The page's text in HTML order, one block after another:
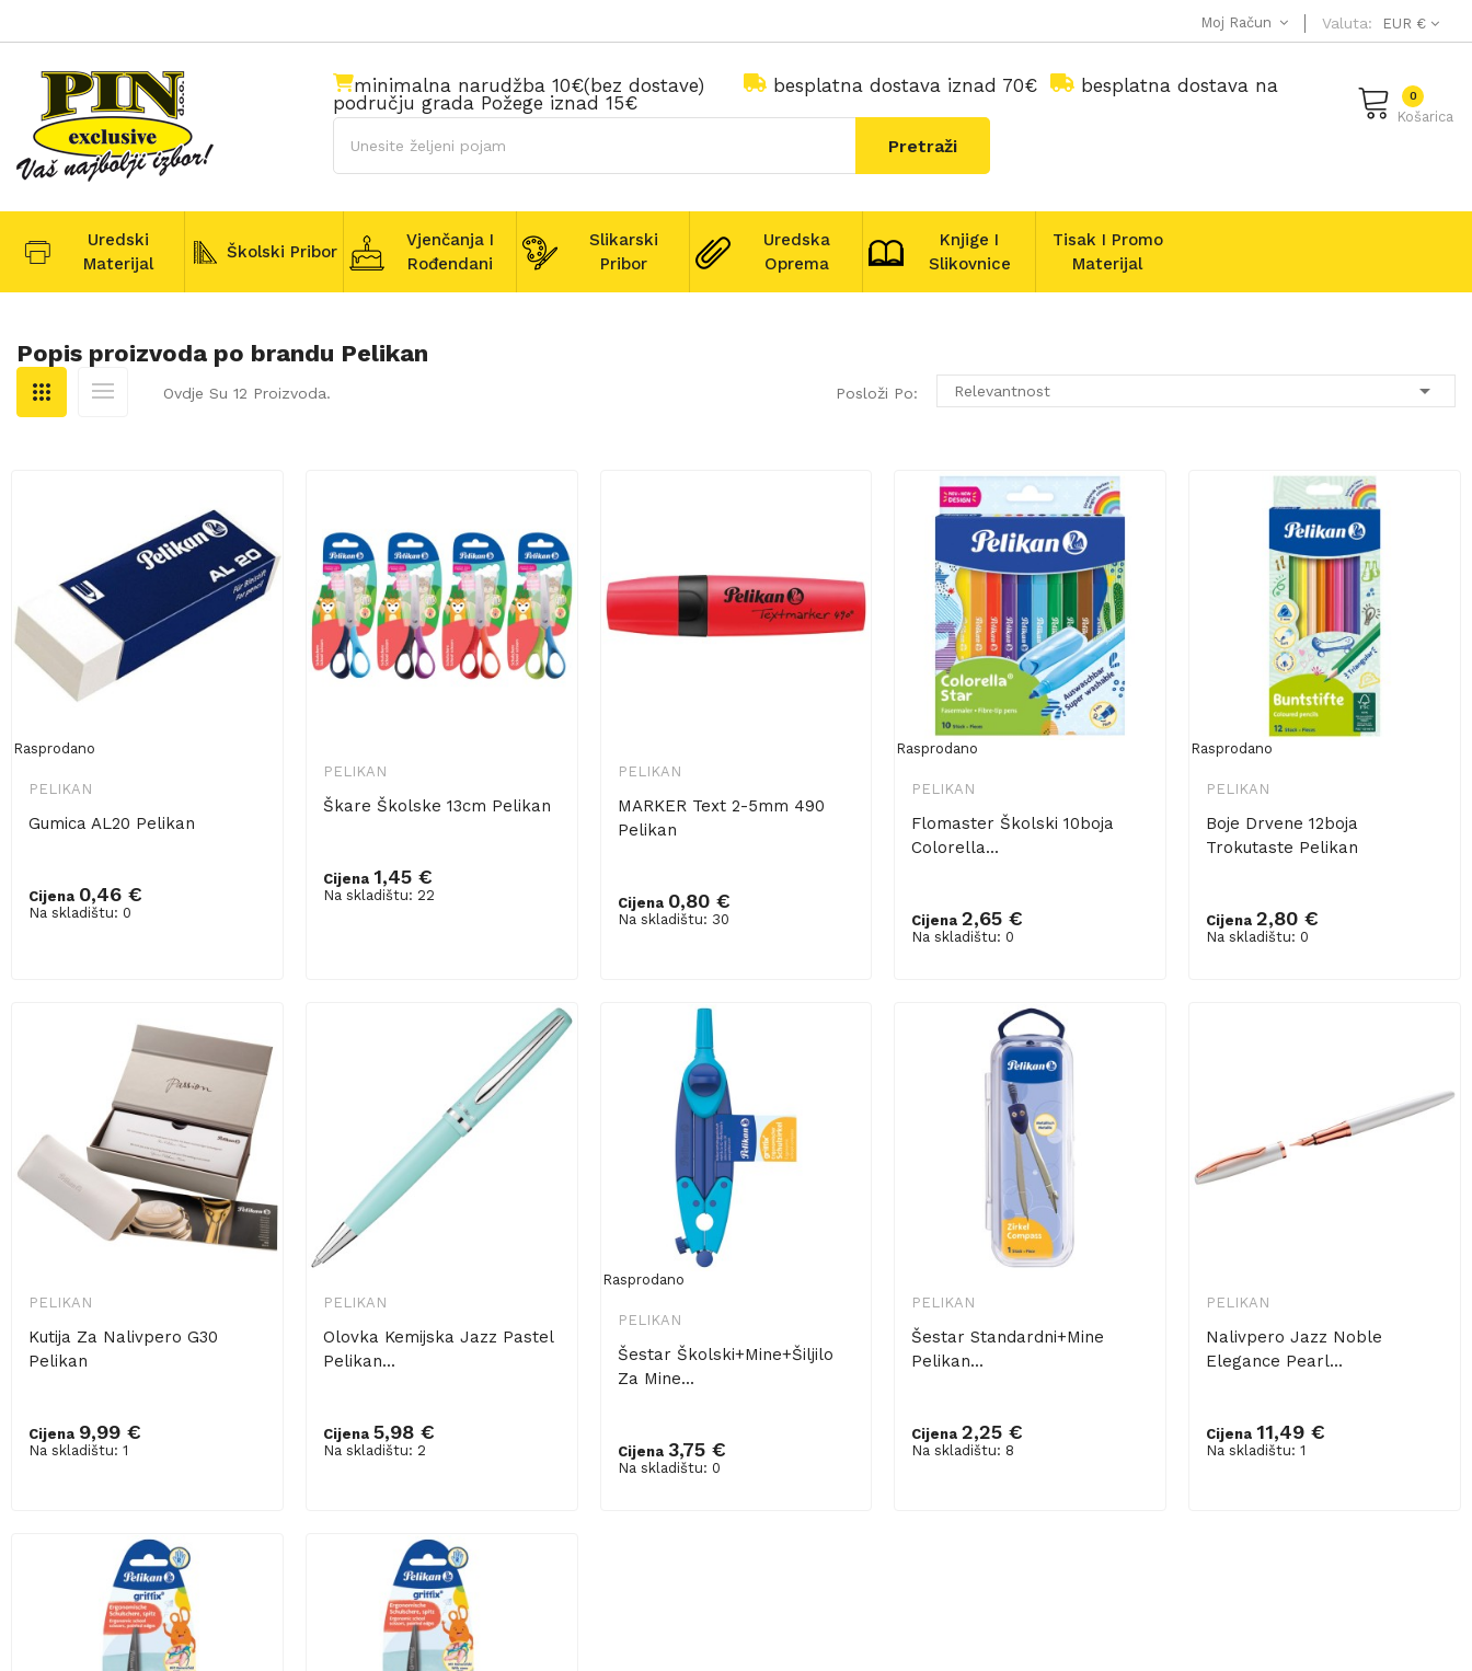
Valuta: EUR €
Moj Račun
Košarica
0
minimalna narudžba 10€(bez dostave) besplatna dostava iznad 70€
besplatna dostava na
području grada Požege iznad 15€
Pretraži
Uredski
Materijal
Školski Pribor
Vjenčanja I
Rođendani
Slikarski
Pribor
Uredska
Oprema
Knjige I
Slikovnice
Tisak I Promo
Materijal
Popis proizvoda po brandu Pelikan
Ovdje Su 12 Proizvoda. Posloži Po: Relevantnost 
Rasprodano
PELIKAN
Gumica AL20 Pelikan
Cijena 0,46 €
Na skladištu: 0
PELIKAN
Škare Školske 13cm Pelikan
Cijena 1,45 €
Na skladištu: 22
PELIKAN
MARKER Text 2-5mm 490
Pelikan
Cijena 0,80 €
Na skladištu: 30
Dodaj u košaricu
Rasprodano
PELIKAN
Flomaster Školski 10boja
Colorella...
Cijena 2,65 €
Na skladištu: 0
Rasprodano
PELIKAN
Boje Drvene 12boja
Trokutaste Pelikan
Cijena 2,80 €
Na skladištu: 0
PELIKAN
Kutija Za Nalivpero G30
Pelikan
Cijena 9,99 €
Na skladištu: 1
Dodaj u košaricu
PELIKAN
Olovka Kemijska Jazz Pastel
Pelikan...
Cijena 5,98 €
Na skladištu: 2
Dodaj u košaricu
Rasprodano
PELIKAN
Šestar Školski+mine+šiljilo
Za Mine...
Cijena 3,75 €
Na skladištu: 0
PELIKAN
Šestar Standardni+mine
Pelikan...
Cijena 2,25 €
Na skladištu: 8
Dodaj u košaricu
PELIKAN
Nalivpero Jazz Noble
Elegance Pearl...
Cijena 11,49 €
Na skladištu: 1
Dodaj u košaricu